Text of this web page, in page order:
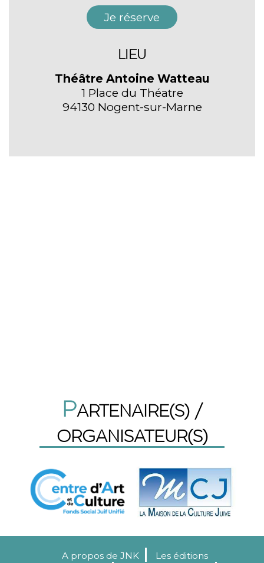
Je réserve
LIEU
Théâtre Antoine Watteau
1 Place du Théatre
94130 Nogent-sur-Marne
PARTENAIRE(S) /
ORGANISATEUR(S)
A propos de JNK
Les éditions